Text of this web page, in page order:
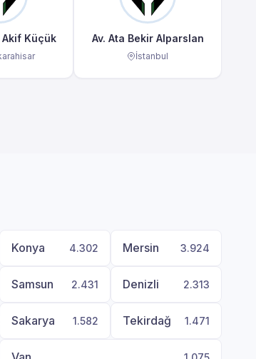
Akif Küçük Av. Ata Bekir Alparslan
İstanbul
Konya 4.302 Mersin 3.924
Samsun 2.431 Denizli 2.313
Sakarya 1.582 Tekirdağ 1.471